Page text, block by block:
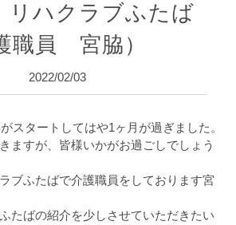
リハクラブふたば
職員 宮脇）
2022/02/03
スタートしてはや1 ヶ月が過ぎました。
ますが、皆様いかがお過ごしでしょう
ブふたばで介護職員をしております宮
たばの紹介を少しさせていただきたい